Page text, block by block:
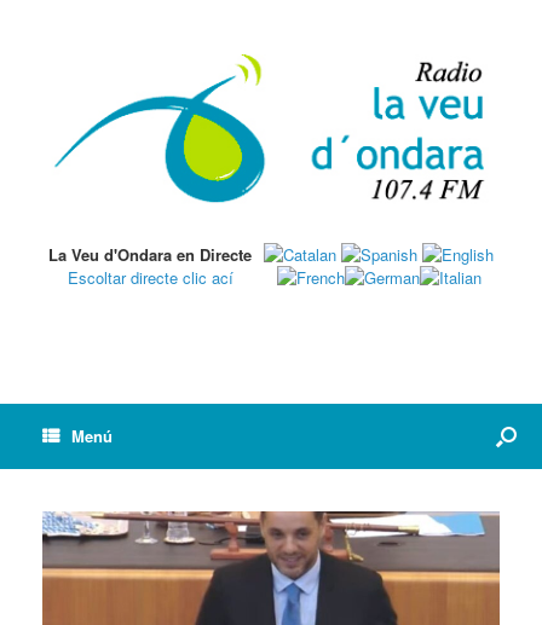
La Veu d'Ondara en Directe
Escoltar directe clic ací
Menú